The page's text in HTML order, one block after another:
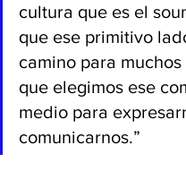
cultura que es el
que ese primitivo
camino para
que elegimos ese
medio para
comunicarnos.”